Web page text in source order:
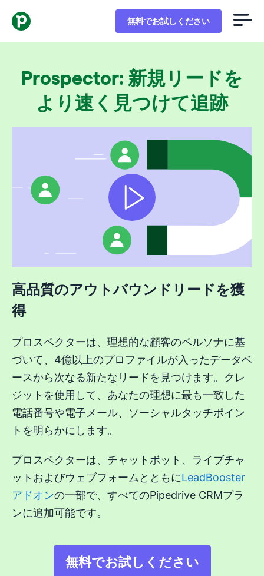
無料でお試しください
Prospector: 新規リードを
より速く見つけて追跡
高品質のアウトバウンドリードを獲
得
プロスペクターは、理想的な顧客のペルソナに基
づいて、4億以上のプロファイルが入ったデータベ
ースから次なる新たなリードを見つけます。クレ
ジットを使用して、あなたの理想に最も一致した
電話番号や電子メール、ソーシャルタッチポイン
トを明らかにします。
プロスペクターは、チャットボット、ライブチャ
ットおよびウェブフォームとともにLeadBooster
アドオンの一部で、すべてのPipedrive CRMプラ
ンに追加可能です。
無料でお試しください